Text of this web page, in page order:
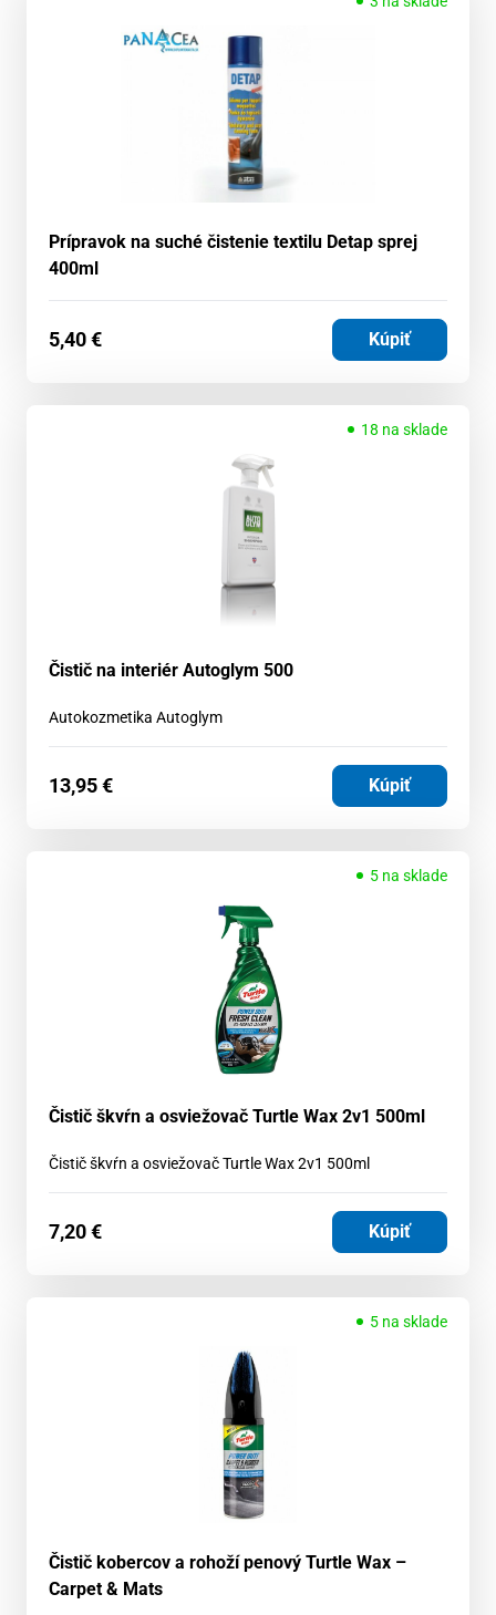
Prípravok na suché čistenie textilu Detap sprej
400ml
5,40€ Kúpiť
18 na sklade
Čistič na interiér Autoglym 500
Autokozmetika Autoglym
13,95€ Kúpiť
5 na sklade
Čistič škvŕn a osviežovač Turtle Wax 2v1 500ml
Čistič škvŕn a osviežovač Turtle Wax 2v1 500ml
7,20€ Kúpiť
5 na sklade
Čistič kobercov a rohoží penový Turtle Wax –
Carpet & Mats